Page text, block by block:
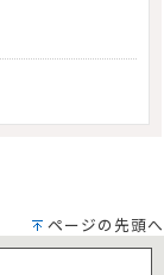
ページの先頭へ